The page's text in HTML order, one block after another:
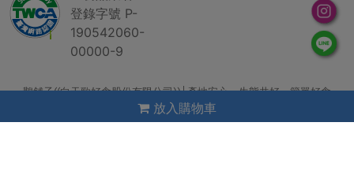
鵝舖子((向天歌好食股份有限公司))│產地安心、生態共好、簡單好食
Copyright© 2026 All rights reserved. 系統：
放入購物車